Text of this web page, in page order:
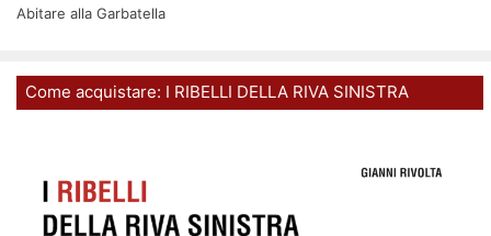
Abitare alla Garbatella
Come acquistare: I RIBELLI DELLA RIVA SINISTRA